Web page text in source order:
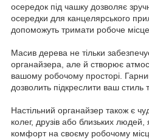
осередок під чашку дозволяє
осередки для канцелярського
допоможуть тримати робоче
Масив дерева не тільки
органайзера, але й створює
вашому робочому просторі.
дозволить підкреслити ваш стиль
Настільний органайзер також є
колег, друзів або близьких
комфорт на своєму робочому